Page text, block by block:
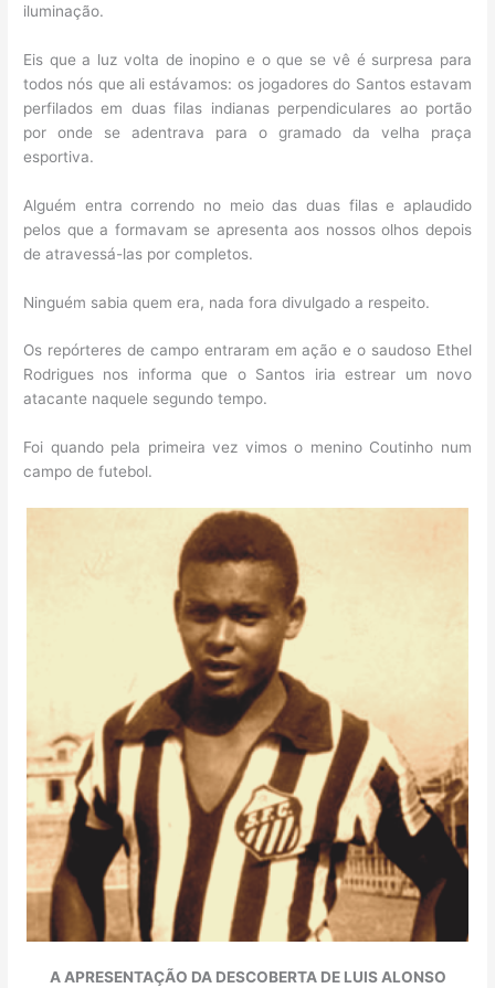
iluminação.
Eis que a luz volta de inopino e o que se vê é surpresa para
todos nós que ali estávamos: os jogadores do Santos estavam
perfilados em duas filas indianas perpendiculares ao portão
por onde se adentrava para o gramado da velha praça
esportiva.
Alguém entra correndo no meio das duas filas e aplaudido
pelos que a formavam se apresenta aos nossos olhos depois
de atravessá-las por completos.
Ninguém sabia quem era, nada fora divulgado a respeito.
Os repórteres de campo entraram em ação e o saudoso Ethel
Rodrigues nos informa que o Santos iria estrear um novo
atacante naquele segundo tempo.
Foi quando pela primeira vez vimos o menino Coutinho num
campo de futebol.
A APRESENTAÇÃO DA DESCOBERTA DE LUIS ALONSO